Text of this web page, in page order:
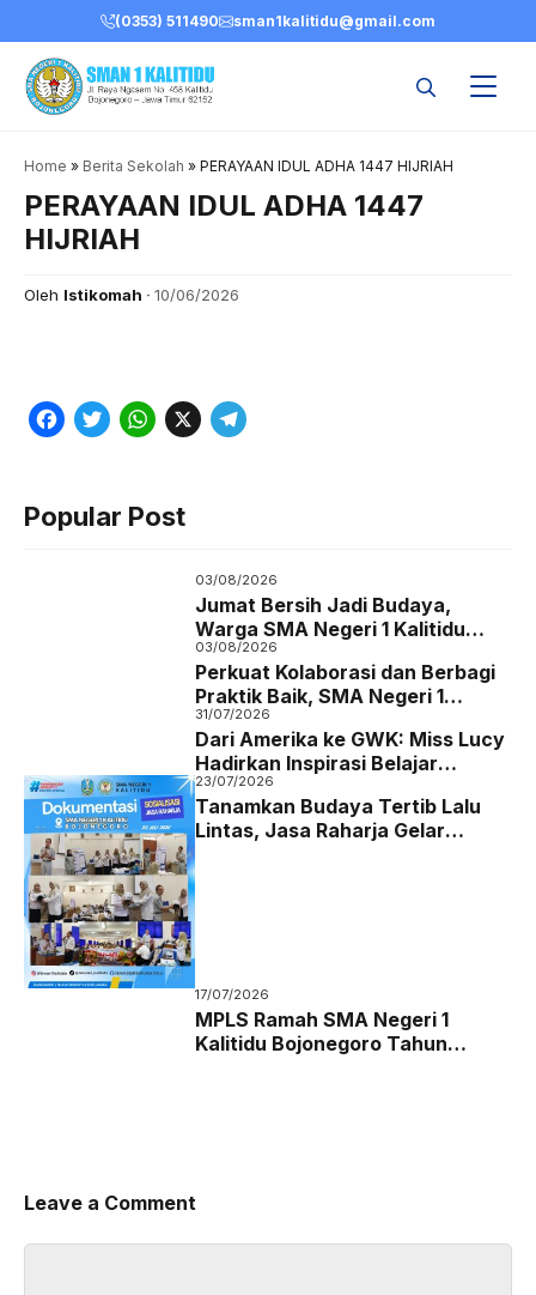
to
content
(0353) 511490 sman1kalitidu@gmail.com
Home » Berita Sekolah » PERAYAAN IDUL ADHA 1447 HIJRIAH
PERAYAAN IDUL ADHA 1447
HIJRIAH
Oleh Istikomah 10/06/2026
F
e
T
t
W
t
X
T
g
r
a
m
Popular Post
03/08/2026
Jumat Bersih Jadi Budaya,
Warga SMA Negeri 1 Kalitidu
Bojonegoro Bersatu Wujudkan
Sekolah Hijau dan Asri
03/08/2026
Perkuat Kolaborasi dan Berbagi
Praktik Baik, SMA Negeri 1
Karanggede Boyolali Studi Tiru
ke SMA Negeri 1 Kalitidu
Bojonegoro
31/07/2026
Dari Amerika ke GWK: Miss Lucy
Hadirkan Inspirasi Belajar
Bahasa Inggris bagi Siswa SMA
Negeri 1 Kalitidu
23/07/2026
Tanamkan Budaya Tertib Lalu
Lintas, Jasa Raharja Gelar
Sosialisasi Keselamatan
Berkendara di SMAN 1 Kalitidu
Bojonegoro
17/07/2026
MPLS Ramah SMA Negeri 1
Kalitidu Bojonegoro Tahun
Leave a Comment